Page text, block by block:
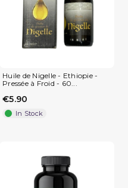
Huile de Nigelle - Ethiopie -
Pressée à Froid - 60...
€5.90
In Stock